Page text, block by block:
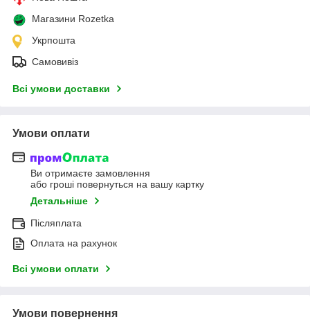
Магазини Rozetka
Укрпошта
Самовивіз
Всі умови доставки
Умови оплати
Ви отримаєте замовлення
або гроші повернуться на вашу картку
Детальніше
Післяплата
Оплата на рахунок
Всі умови оплати
Умови повернення